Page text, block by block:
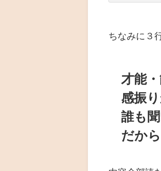
ちなみに３
才能
感振
誰も
だか